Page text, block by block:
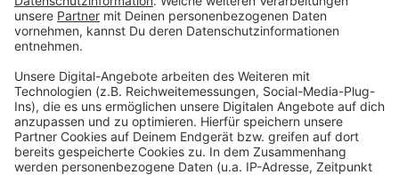
Vier Festnahmen im Zusammenhang mit Leverkusener
Clan
Anzeige